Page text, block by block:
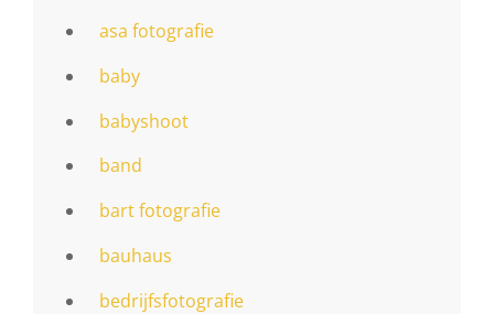
asa fotografie
baby
babyshoot
band
bart fotografie
bauhaus
bedrijfsfotografie